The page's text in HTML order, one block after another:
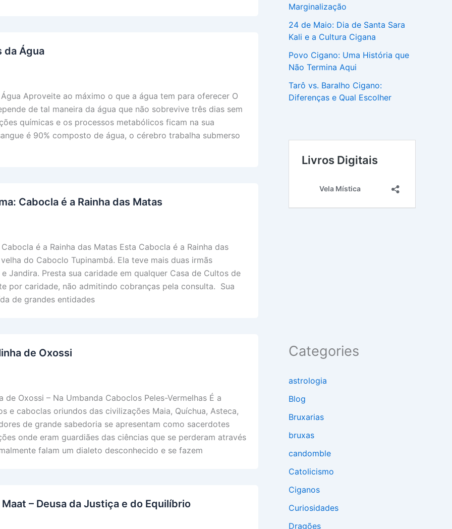
da Água
Aproveite ao máximo o que a água tem para oferecer O
de tal maneira da água que não sobrevive três dias sem
químicas e os processos metabólicos ficam na sua
é 90% composto de água, o cérebro trabalha submerso
Cabocla é a Rainha das Matas
é a Rainha das Matas Esta Cabocla é a Rainha das
do Caboclo Tupinambá. Ela teve mais duas irmãs
Jandira. Presta sua caridade em qualquer Casa de Cultos de
por caridade, não admitindo cobranças pela consulta. Sua
de grandes entidades
de Oxossi
de Oxossi – Na Umbanda Caboclos Peles-Vermelhas É a
e caboclas oriundos das civilizações Maia, Quíchua, Asteca,
de grande sabedoria se apresentam como sacerdotes
onde eram guardiães das ciências que se perderam através
falam um dialeto desconhecido e se fazem
– Deusa da Justiça e do Equilíbrio
Marginalização
24 de Maio: Dia de Santa Sara
Kali e a Cultura Cigana
Povo Cigano: Uma História que
Não Termina Aqui
Tarô vs. Baralho Cigano:
Diferenças e Qual Escolher
Categories
astrologia
Blog
Bruxarias
bruxas
candomble
Catolicismo
Ciganos
Curiosidades
Dragões